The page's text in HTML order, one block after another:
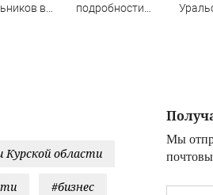
в
подробности
Мы
Курской области
#бизнес